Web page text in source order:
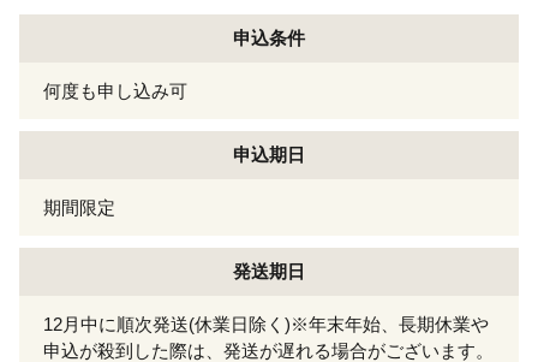
申込条件
何度も申し込み可
申込期日
期間限定
発送期日
12月中に順次発送(休業日除く)※年末年始、長期休業や
申込が殺到した際は、発送が遅れる場合がございます。